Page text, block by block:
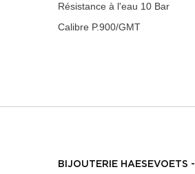
Résistance à l'eau 10 Bar
Calibre P.900/GMT
BIJOUTERIE HAESEVOETS -